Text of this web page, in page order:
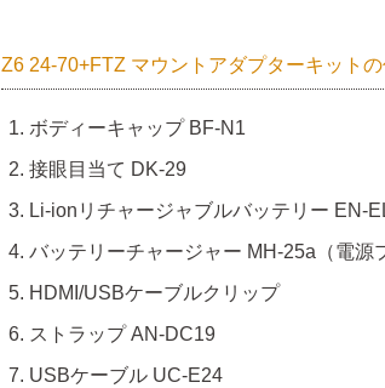
Z6 24-70+FTZ マウントアダプターキット
ボディーキャップ BF-N1
接眼目当て DK-29
Li-ionリチャージャブルバッテリー EN-
バッテリーチャージャー MH-25a（電源
HDMI/USBケーブルクリップ
ストラップ AN-DC19
USBケーブル UC-E24